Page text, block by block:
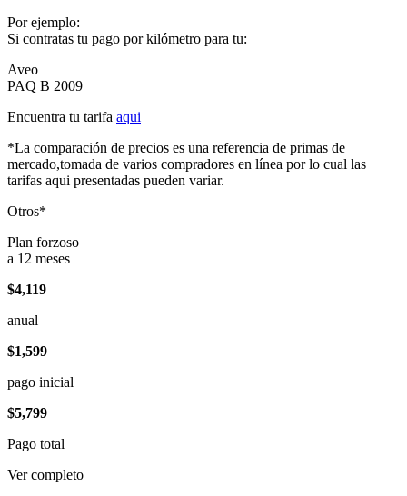
Por ejemplo:
Si contratas tu pago por kilómetro para tu:
Aveo
PAQ B 2009
Encuentra tu tarifa aqui
*La comparación de precios es una referencia de primas de
mercado,tomada de varios compradores en línea por lo cual las
tarifas aqui presentadas pueden variar.
Otros*
Plan forzoso
a 12 meses
$4,119
anual
$1,599
pago inicial
$5,799
Pago total
Ver completo